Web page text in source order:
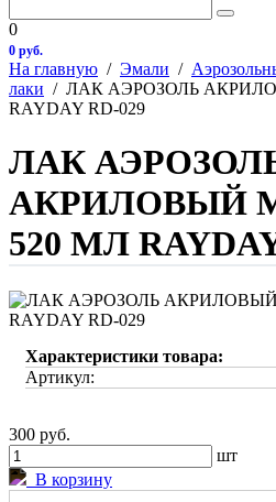
0
0 руб.
На главную / Эмали /
лаки / ЛАК АЭРОЗОЛЬ
RAYDAY RD-029
ЛАК
АКРИЛОВЫЙ
520 МЛ
Характеристики товара:
Артикул:
300 руб.
шт
В корзину